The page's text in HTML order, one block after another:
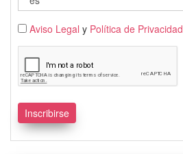
Aviso Legal y Política de Privacidad